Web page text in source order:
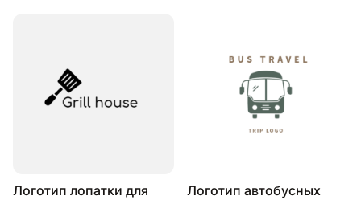
Логотип лопатки для
Логотип автобусных